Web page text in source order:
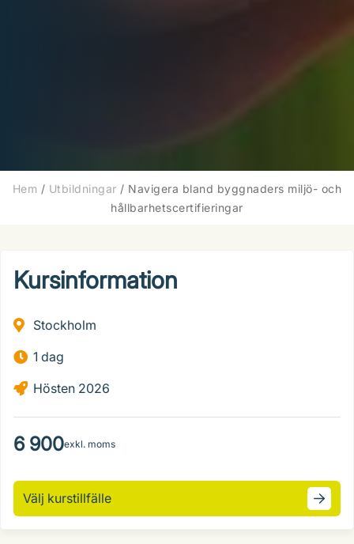
Hem / Utbildningar / Navigera bland byggnaders miljö- och
hållbarhetscertifieringar
Kursinformation
Stockholm
1 dag
Hösten 2026
6 900exkl. moms
Välj kurstillfälle